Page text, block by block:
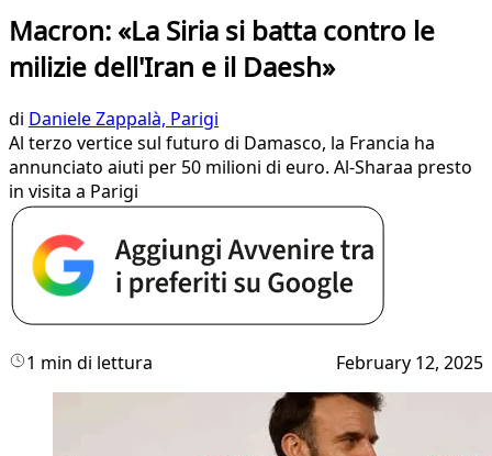
Macron: «La Siria si batta contro le
milizie dell'Iran e il Daesh»
di Daniele Zappalà, Parigi
Al terzo vertice sul futuro di Damasco, la Francia ha
annunciato aiuti per 50 milioni di euro. Al-Sharaa presto
in visita a Parigi
1 min di lettura February 12, 2025